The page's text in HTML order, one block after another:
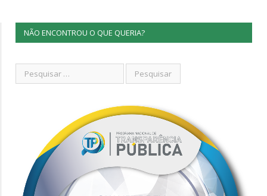
NÃO ENCONTROU O QUE QUERIA?